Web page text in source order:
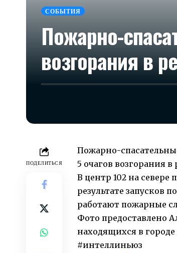
СОБЫТИЯ
Пожарно-
возгорания в
ПОДЕЛИТЬСЯ
Пожарно-
5 очагов возгорания в
В центр 102 на
результате запусков
работают пожарные
Фото предоставлено
находящихся в
#интеллиньюз